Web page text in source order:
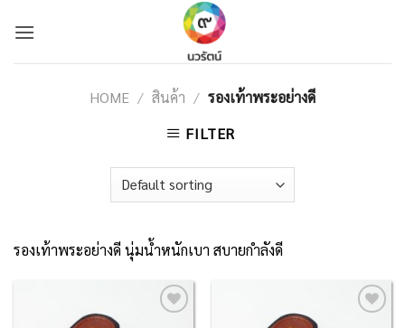
HOME / สินค้า / รองเท้าพระอย่างดี
FILTER
รองเท้าพระอย่างดี นุ่มน้ำหนักเบา สบายกำลังดี